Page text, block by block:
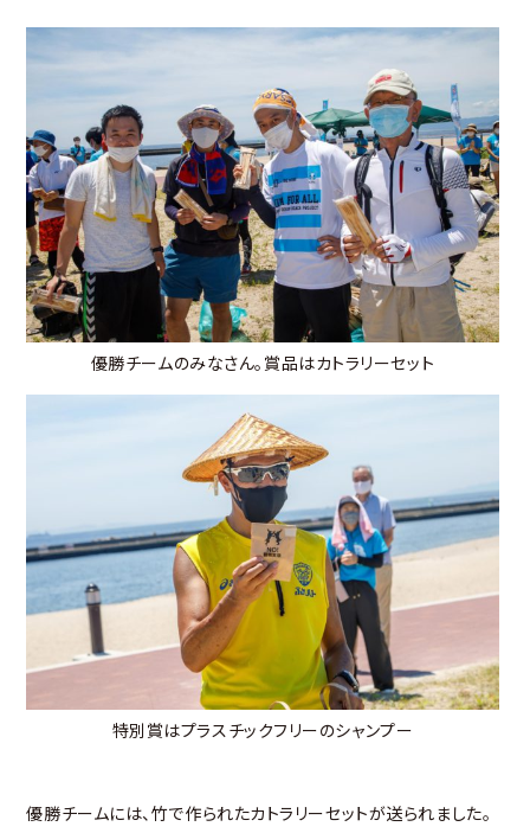
優勝チームのみなさん。賞品はカトラリーセット
特別賞はプラスチックフリーのシャンプー
優勝チームには、竹で作られたカトラリーセットが送られました。